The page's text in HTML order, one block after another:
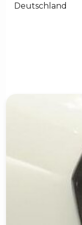
Deutschland